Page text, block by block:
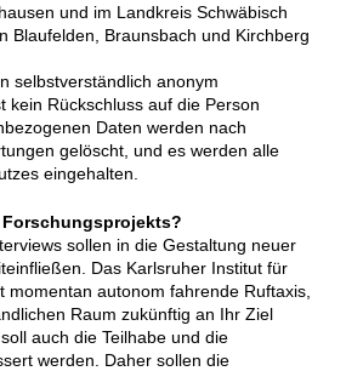
und im Landkreis Schwäbisch
Blaufelden, Braunsbach und Kirchberg
selbstverständlich anonym
kein Rückschluss auf die Person
Daten werden nach
gelöscht, und es werden alle
eingehalten.
sollen in die Gestaltung neuer
Das Karlsruher Institut für
momentan autonom fahrende Ruftaxis,
Raum zukünftig an Ihr Ziel
auch die Teilhabe und die
werden. Daher sollen die